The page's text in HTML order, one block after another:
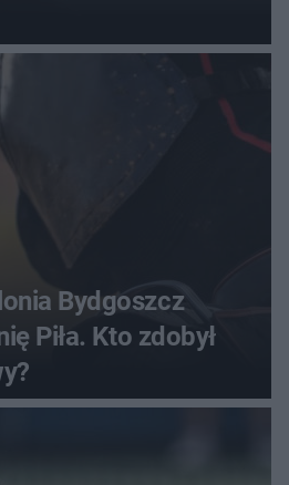
Bydgoszcz
Piła. Kto zdobył